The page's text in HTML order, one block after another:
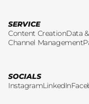
SERVICE
Content CreationData
Channel Management
SOCIALS
InstagramLinkedIn